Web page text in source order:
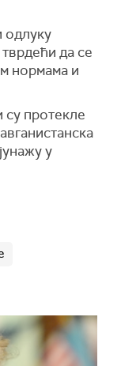
одлуку
да се
нормама и
протекле
у